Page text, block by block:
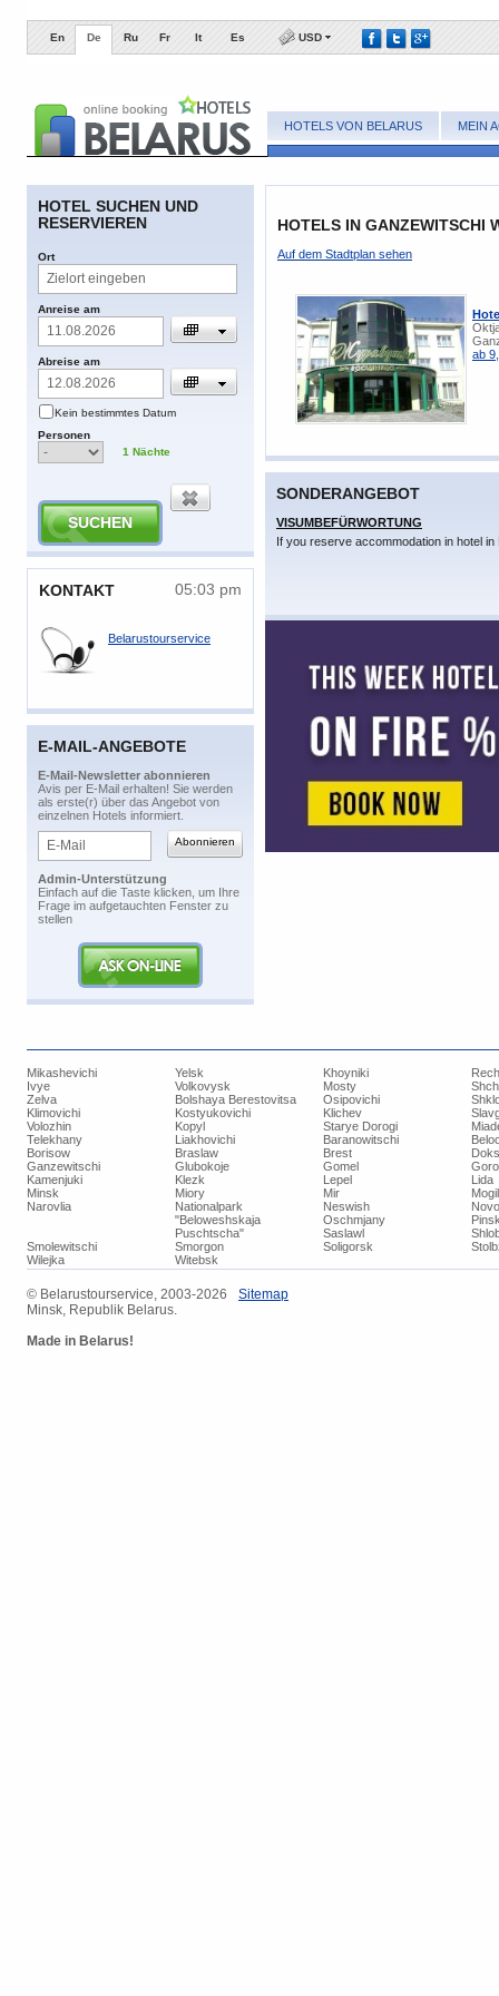
En De Ru Fr It Es USD
HOTELS VON BELARUS MEIN
​HOTEL SUCHEN UND
RESERVIEREN
​Ort
​Anreise am
​Abreise am
​Kein bestimmtes Datum
​Personen
1 ​Nächte
​KONTAKT 05:03 pm
Belarustourservice
E-MAIL-ANGEBOTE
​E-Mail-Newsletter abonnieren
​Avis per E-Mail erhalten! Sie werden
als erste(r) über das Angebot von
einzelnen Hotels informiert.
Admin-Unterstützung
​Einfach auf die Taste klicken, um Ihre
Frage im aufgetauchten Fenster zu
stellen
HOTELS IN GANZEWITSCHI
​Auf dem Stadtplan sehen
ab
SONDERANGEBOT
VISUMBEFÜRWORTUNG
If you reserve accommodation in hotel
Mikashevichi Yelsk Khoyniki
Ivye
Volkovysk Mosty
Zelva
Bolshaya Berestovitsa Osipovichi
Klimovichi
Kostyukovichi Klichev
Volozhin
Kopyl Starye Dorogi
Telekhany
Liakhovichi Baranowitschi
Borisow
Braslaw Brest
Ganzewitschi
Glubokoje Gomel
Kamenjuki
Klezk Lepel
Lida
Minsk
Miory Mir
Narovlia
Nationalpark
"Beloweshskaja
Puschtscha"
Neswish
Oschmjany
Saslawl
Smolewitschi
Smorgon Soligorsk
Wilejka
Witebsk
© ​Belarustourservice, 2003-2026
Minsk, Republik Belarus.
Made in Belarus!
​Sitemap